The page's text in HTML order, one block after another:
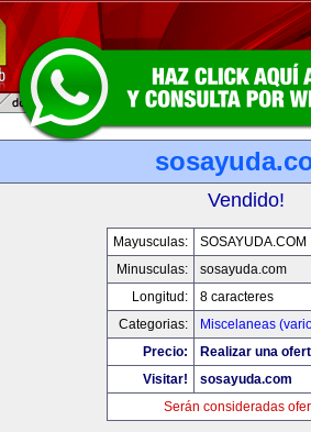
Vendido!
Mayusculas:
SOSAYUDA.COM
Minusculas:
sosayuda.com
Longitud:
8 caracteres
Categorias:
Miscelaneas
Precio:
Realizar una
Visitar!
sosayuda.com
Serán consideradas